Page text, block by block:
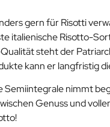
gern für Risotti
italienische Risotto-
steht der
kann er langfristig
Semiintegrale nimmt
Genuss und